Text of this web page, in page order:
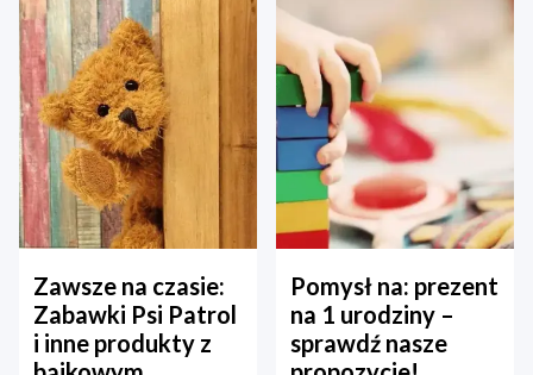
Zawsze na czasie:
Zabawki Psi Patrol
i inne produkty z
Pomysł na: prezent
na 1 urodziny –
sprawdź nasze